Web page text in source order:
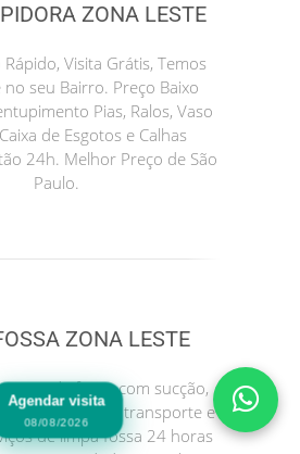
ZONA LESTE
Visita Grátis, Temos
no seu Bairro. Preço Baixo
Pias, Ralos, Vaso
de Esgotos e Calhas
24h. Melhor Preço de São
Paulo.
ZONA LESTE
de fossa com sucção,
transporte e
de limpa fossa 24 horas
Agendar visita
08/08/2026
Online
Online